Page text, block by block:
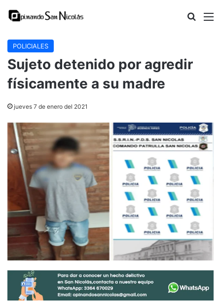
Buscar
POLICIALES
Sujeto detenido por agredir
físicamente a su madre
jueves 7 de enero del 2021